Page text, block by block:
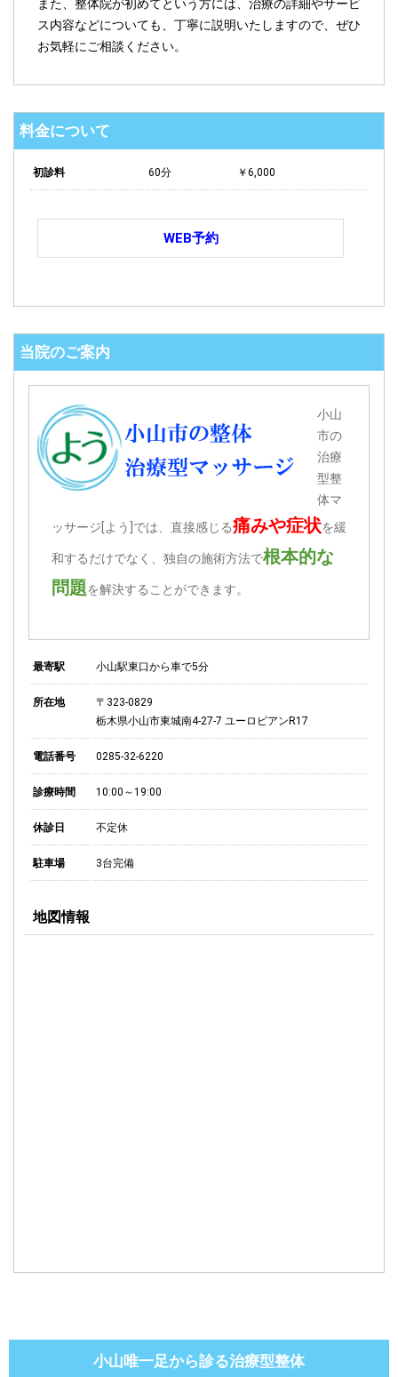
また、整体院が初めてという方には、治療の詳細やサービ
ス内容などについても、丁寧に説明いたしますので、ぜひ
お気軽にご相談ください。
料金について
初診料 60分 ￥6,000
WEB予約
当院のご案内
小山
市の
治療
型整
体マ
ッサージ[よう]では、直接感じる痛みや症状を緩
和するだけでなく、独自の施術方法で根本的な
問題を解決することができます。
最寄駅 小山駅東口から車で5分
所在地
〒323-0829
栃木県小山市東城南4-27-7 ユーロピアンR17
電話番号 0285-32-6220
診療時間 10:00～19:00
休診日 不定休
駐車場 3台完備
地図情報
小山唯一足から診る治療型整体